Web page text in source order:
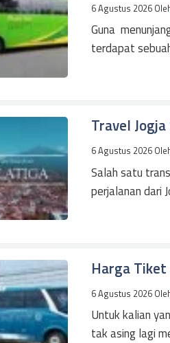
6 Agustus 2026
Guna
terdapat
Travel
6 Agustus 2026
Salah satu
perjalanan dari
Harga Tiket
6 Agustus 2026
Untuk kalian
tak asing lagi